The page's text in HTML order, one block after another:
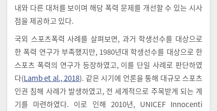
내와 다른 대처를 보이며 해당 폭력 문제를 개선할 수 있는 시사
점을 제공하고 있다.
국외 스포츠폭력 사례를 살펴보면, 과거 학생선수를 대상으로
한 폭력 연구가 부족했지만, 1980년대 학생선수를 대상으로 한
스포츠 폭력의 연구가 등장하였고, 이를 단일 사례로 판단하였
다(Lamb et al., 2018). 같은 시기에 언론을 통해 대규모 스포츠
인권 침해 사례가 발생하였고, 전 세계적으로 주목받게 되는 계
기를 마련하였다. 이로 인해 2010년, UNICEF Innocenti